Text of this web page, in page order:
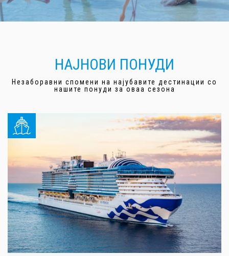
НАЈНОВИ ПОНУДИ
Незаборавни спомени на најубавите дестинации со
нашите понуди за оваа сезона